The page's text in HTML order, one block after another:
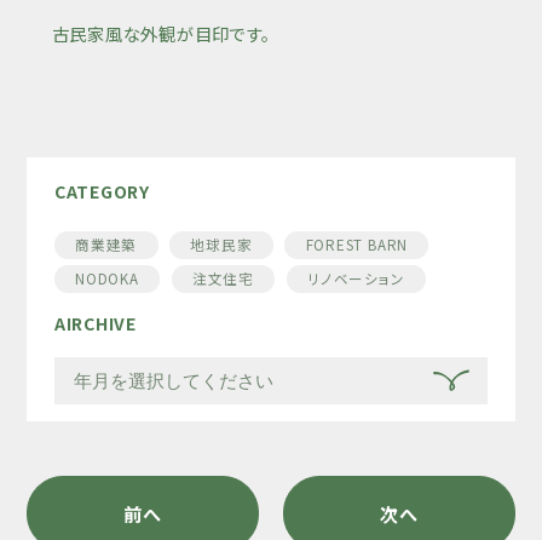
古民家風な外観が目印です。
CATEGORY
商業建築 地球民家
FOREST BARN
NODOKA
注文住宅 リノベーション
AIRCHIVE
前へ 次へ